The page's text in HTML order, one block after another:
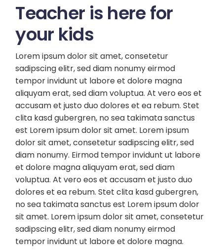
Teacher is here for
your kids
Lorem ipsum dolor sit amet, consetetur
sadipscing elitr, sed diam nonumy eirmod
tempor invidunt ut labore et dolore magna
aliquyam erat, sed diam voluptua. At vero eos et
accusam et justo duo dolores et ea rebum. Stet
clita kasd gubergren, no sea takimata sanctus
est Lorem ipsum dolor sit amet. Lorem ipsum
dolor sit amet, consetetur sadipscing elitr, sed
diam nonumy. Eirmod tempor invidunt ut labore
et dolore magna aliquyam erat, sed diam
voluptua. At vero eos et accusam et justo duo
dolores et ea rebum. Stet clita kasd gubergren,
no sea takimata sanctus est Lorem ipsum dolor
sit amet. Lorem ipsum dolor sit amet, consetetur
sadipscing elitr, sed diam nonumy eirmod
tempor invidunt ut labore et dolore magna.